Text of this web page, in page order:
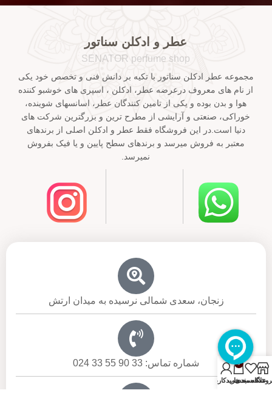
عطر و ادکلن سناتور
SENATOR perfume shop
مجموعه عطر ادکلن سناتور با تکیه بر دانش فنی و تخصص خود یکی
از نام های معروف درعرضه عطر، ادکلن ، اسپری های خوشبو کننده
هوا و بدن بوده و یکی از تامین کنندگان عطر، اسانسهای شوینده،
خوراکی، صنعتی و آرایشی از مطرح ترین و بزرگترین شرکت های
دنیا است.در این فروشگاه فقط عطر و ادکلن اصلی از برندهای
معتبر به فروش میرسد و برندهای سطح پایین و یا فیک بفروش
نمیرسد.
زنجان، سعدی شمالی نرسیده به میدان ارتش
شماره تماس: 33 90 55 33 024
علاقه مندی
0
سبد خرید
حساب کاربری